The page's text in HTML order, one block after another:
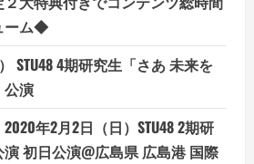
ーム◆
STU48 4期研究生「さあ 未来を
公演
年2月2日（日）STU48 2期研
初日公演@広島県 広島港 国際